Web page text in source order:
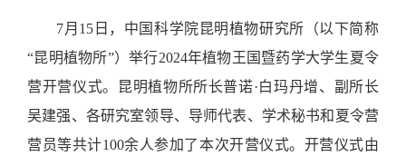
7月15日，中国科学院昆明植物研究所（以下简称
“昆明植物所”）举行2024年植物王国暨药学大学生夏令
营开营仪式。昆明植物所所长普诺·白玛丹增、副所长
吴建强、各研究室领导、导师代表、学术秘书和夏令营
营员等共计100余人参加了本次开营仪式。开营仪式由